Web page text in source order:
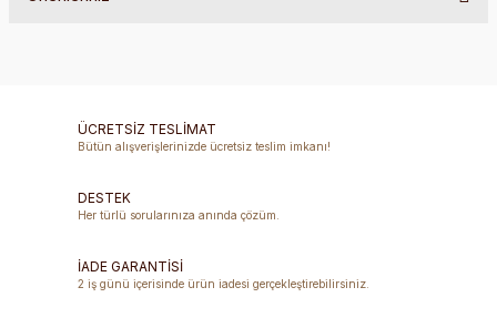
Ürün açıklamasında eksik bilgiler bulunuyor.
Ürün fiyatı diğer sitelerden daha pahalı.
Bu ürüne benzer farklı alternatifler olmalı.
ÜCRETSİZ TESLİMAT
Bütün alışverişlerinizde ücretsiz teslim imkanı!
DESTEK
Her türlü sorularınıza anında çözüm.
İADE GARANTİSİ
2 iş günü içerisinde ürün iadesi gerçekleştirebilirsiniz.